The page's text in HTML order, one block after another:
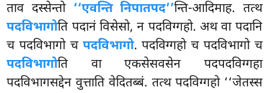
ताव दस्सेन्तो ‘‘एवन्ति निपातपद’’न्ति-आदिमाह. तत्थ
पदविभागोति पदानं विसेसो, न पदविग्गहो. अथ वा पदानि
च पदविभागो च पदविभागो. पदविग्गहो च पदविभागो च
पदविभागोति वा एकसेसवसेन पदपदविग्गहा
पदविभागसद्देन वुत्ताति वेदितब्बं. तत्थ पदविग्गहो ‘‘जेतस्स